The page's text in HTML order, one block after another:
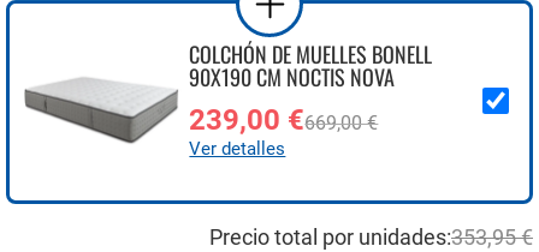
COLCHÓN DE MUELLES BONELL
90X190 CM NOCTIS NOVA
239,00 €669,00 €
Ver detalles
Precio total por unidades:353,95 €